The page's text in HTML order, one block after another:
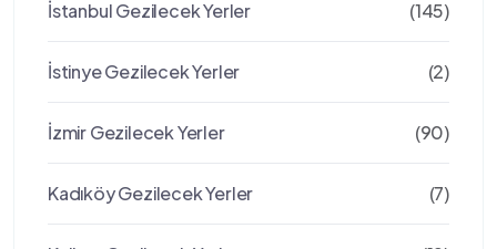
İstanbul Gezilecek Yerler (145)
İstinye Gezilecek Yerler (2)
İzmir Gezilecek Yerler (90)
Kadıköy Gezilecek Yerler (7)